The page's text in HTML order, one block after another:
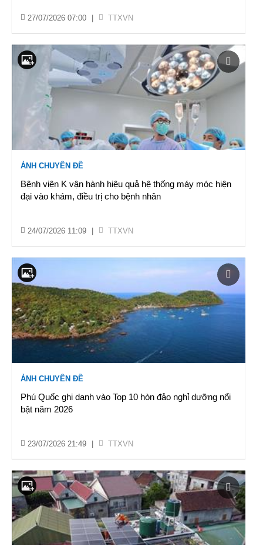
27/07/2026 07:00 TTXVN
ẢNH CHUYÊN ĐỀ
Bệnh viện K vận hành hiệu quả hệ thống máy móc hiện
đại vào khám, điều trị cho bệnh nhân
24/07/2026 11:09 TTXVN
ẢNH CHUYÊN ĐỀ
Phú Quốc ghi danh vào Top 10 hòn đảo nghỉ dưỡng nổi
bật năm 2026
23/07/2026 21:49 TTXVN